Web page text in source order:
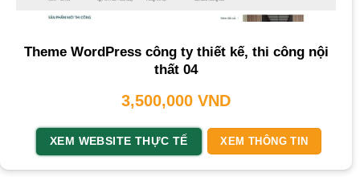
Theme WordPress công ty thiết kế, thi công nội
thất 04
3,500,000 VND
XEM WEBSITE THỰC TẾ XEM THÔNG TIN